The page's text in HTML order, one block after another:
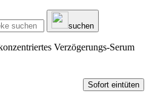
suchen
Verzögerungs-Serum
Sofort eintüten